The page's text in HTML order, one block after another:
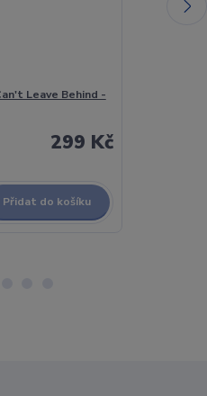
Leave Behind -
299 Kč
Přidat do košíku